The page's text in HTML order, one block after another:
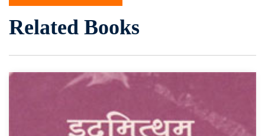
Related Books